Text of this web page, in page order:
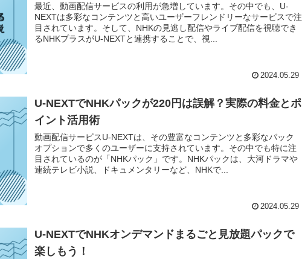
最近、動画配信サービスの利用が急増しています。その中でも、U-
NEXTは多彩なコンテンツと高いユーザーフレンドリーなサービスで注
目されています。そして、NHKの見逃し配信やライブ配信を視聴でき
るNHKプラスがU-NEXTと連携することで、視...
2024.05.29
U-NEXTでNHKパックが220円は誤解？実際の料金とポ
イント活用術
動画配信サービスU-NEXTは、その豊富なコンテンツと多彩なパック
オプションで多くのユーザーに支持されています。その中でも特に注
目されているのが「NHKパック」です。NHKパックは、大河ドラマや
連続テレビ小説、ドキュメンタリーなど、NHKで...
2024.05.29
U-NEXTでNHKオンデマンドまるごと見放題パックで
楽しもう！